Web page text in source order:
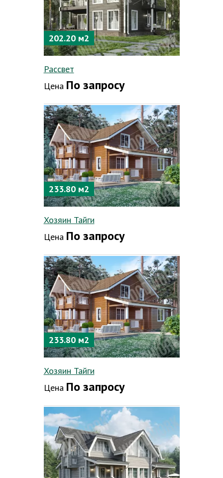
202.20 м2
Рассвет
Цена По запросу
233.80 м2
Хозяин Тайги
Цена По запросу
233.80 м2
Хозяин Тайги
Цена По запросу